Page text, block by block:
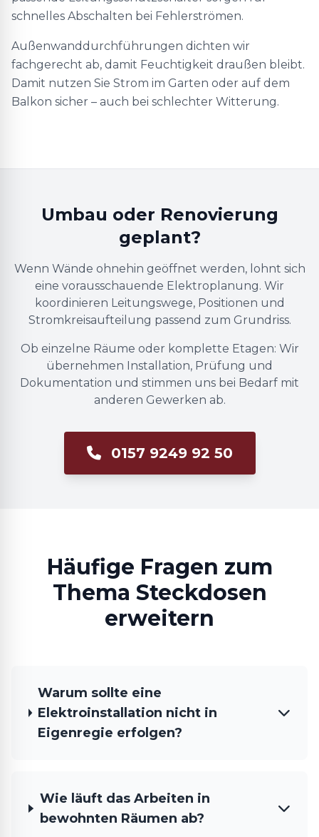
schnelles Abschalten bei Fehlerströmen.
Außenwanddurchführungen dichten wir
fachgerecht ab, damit Feuchtigkeit draußen bleibt.
Damit nutzen Sie Strom im Garten oder auf dem
Balkon sicher – auch bei schlechter Witterung.
Umbau oder Renovierung
geplant?
Wenn Wände ohnehin geöffnet werden, lohnt sich
eine vorausschauende Elektroplanung. Wir
koordinieren Leitungswege, Positionen und
Stromkreisaufteilung passend zum Grundriss.
Ob einzelne Räume oder komplette Etagen: Wir
übernehmen Installation, Prüfung und
Dokumentation und stimmen uns bei Bedarf mit
anderen Gewerken ab.
0157 9249 92 50
Häufige Fragen zum
Thema Steckdosen
erweitern
Warum sollte eine
Elektroinstallation nicht in
Eigenregie erfolgen?
Wie läuft das Arbeiten in
bewohnten Räumen ab?